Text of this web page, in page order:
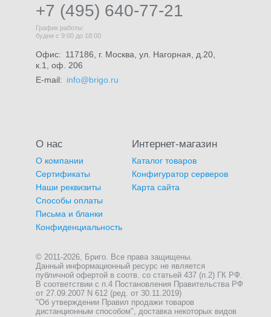
+7 (495) 640-77-21
График работы:
будни с 9:00 до 18:00
Офис: 117186, г. Москва, ул. Нагорная, д.20,
к.1, оф. 206
E-mail: info@brigo.ru
О нас
О компании
Сертификаты
Наши реквизиты
Способы оплаты
Письма и бланки
Конфиденциальность
Интернет-магазин
Каталог товаров
Конфигуратор серверов
Карта сайта
© 2011-2026, Бриго. Все права защищены.
Данный информационный ресурс не является
публичной офертой в соотв. со статьей 437 (п.2) ГК РФ.
В соответствии с п.4 Постановления Правительства РФ
от 27.09.2007 N 612 (ред. от 30.11.2019)
"Об утверждении Правил продажи товаров
дистанционным способом", доставка некоторых видов